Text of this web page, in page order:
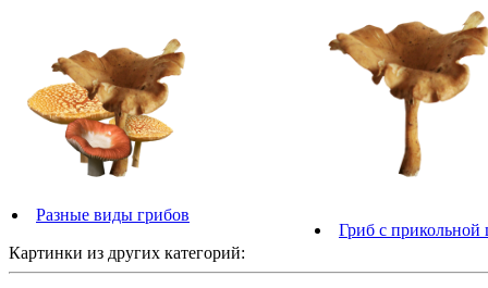
Разные виды грибов
Гриб с прикольной
Картинки из других категорий: